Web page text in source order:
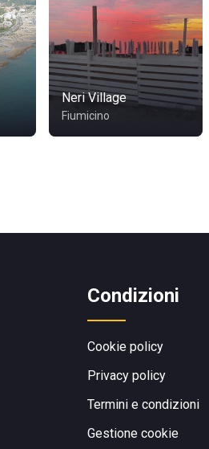
Neri Village
Fiumicino
Condizioni
Cookie policy
Privacy policy
Termini e condizioni
Gestione cookie